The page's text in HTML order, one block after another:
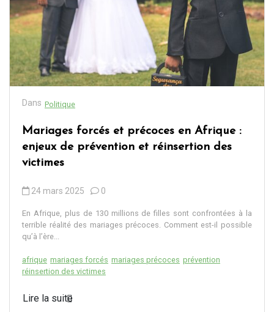
Dans Politique
Mariages forcés et précoces en Afrique :
enjeux de prévention et réinsertion des
victimes
24 mars 2025 0
En Afrique, plus de 130 millions de filles sont confrontées à la
terrible réalité des mariages précoces. Comment est-il possible
qu’à l’ère...
afrique mariages forcés mariages précoces prévention
réinsertion des victimes
Lire la suite